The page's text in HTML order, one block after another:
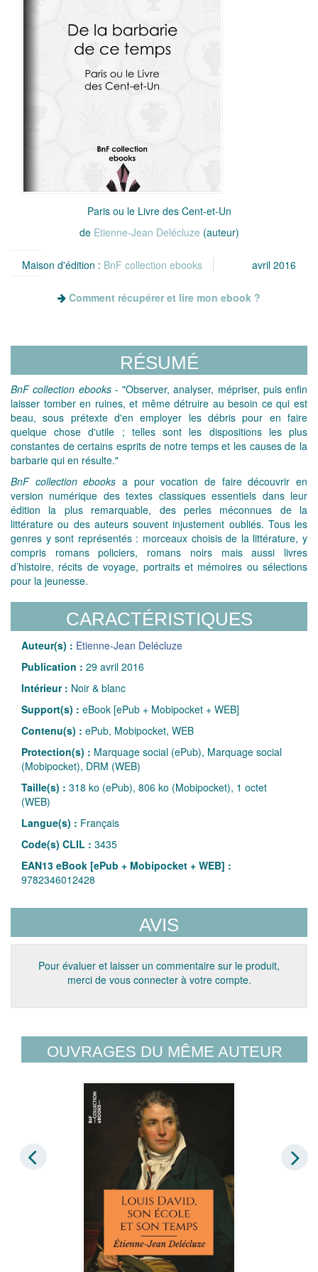
Paris ou le Livre des Cent-et-Un
de Etienne-Jean Delécluze (auteur)
Maison d'édition : BnF collection ebooks avril 2016
Comment récupérer et lire mon ebook ?
RÉSUMÉ
BnF collection ebooks- "Observer, analyser, mépriser, puis enfin
laisser tomber en ruines, et même détruire au besoin ce qui est
beau, sous prétexte d'en employer les débris pour en faire
quelque chose d'utile ; telles sont les dispositions les plus
constantes de certains esprits de notre temps et les causes de la
barbarie qui en résulte."
BnF collection ebooks a pour vocation de faire découvrir en
version numérique des textes classiques essentiels dans leur
édition la plus remarquable, des perles méconnues de la
littérature ou des auteurs souvent injustement oubliés. Tous les
genres y sont représentés : morceaux choisis de la littérature, y
compris romans policiers, romans noirs mais aussi livres
d’histoire, récits de voyage, portraits et mémoires ou sélections
pour la jeunesse.
CARACTÉRISTIQUES
Auteur(s) : Etienne-Jean Delécluze
Publication : 29 avril 2016
Intérieur : Noir & blanc
Support(s) : eBook [ePub + Mobipocket + WEB]
Contenu(s) : ePub, Mobipocket, WEB
Protection(s) : Marquage social (ePub), Marquage social
(Mobipocket), DRM (WEB)
Taille(s) : 318 ko (ePub), 806 ko (Mobipocket), 1 octet
(WEB)
Langue(s) : Français
Code(s) CLIL : 3435
EAN13 eBook [ePub + Mobipocket + WEB] :
9782346012428
AVIS
Pour évaluer et laisser un commentaire sur le produit,
merci de vous connecter à votre compte.
OUVRAGES DU MÊME AUTEUR